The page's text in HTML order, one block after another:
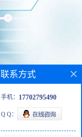
联系方式
手机： 17702795490
Q Q：